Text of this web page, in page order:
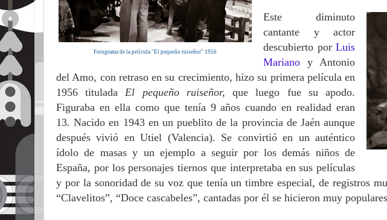
Fotograma de la película "El pequeño ruiseñor" 1956
Este diminuto
cantante y actor
descubierto porLuis
Marianoy Antonio
del Amo, con retraso en su crecimiento, hizo su primera película en
1956 tituladaEl pequeño ruiseñor, que luego fue su apodo.
Figuraba en ella como que tenía 9 años cuando en realidad eran
13.Nacido en 1943 en un pueblito de la provincia de Jaén aunque
después vivió en Utiel (Valencia). Se convirtió en un auténtico
ídolo de masas y un ejemplo a seguir por los demás niños de
España, por los personajes tiernos que interpretaba en sus películas
y por la sonoridad de su voz que tenía un timbre especial, de registros
“Clavelitos”, “Doce cascabeles”, cantadas por él se hicieron muy